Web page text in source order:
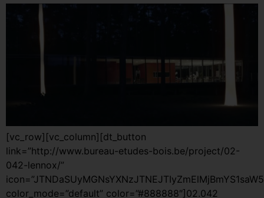
[vc_row][vc_column][dt_button
link=”http://www.bureau-etudes-bois.be/project/02-
042-lennox/”
color_mode=”default” color=”#888888″]02.042